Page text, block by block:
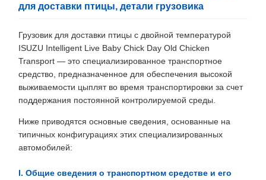
для доставки птицы, детали грузовика
Грузовик для доставки птицы с двойной температурой
ISUZU Intelligent Live Baby Chick Day Old Chicken
Transport — это специализированное транспортное
средство, предназначенное для обеспечения высокой
выживаемости цыплят во время транспортировки за счет
поддержания постоянной контролируемой среды.
Ниже приводятся основные сведения, основанные на
типичных конфигурациях этих специализированных
автомобилей:
I. Общие сведения о транспортном средстве и его